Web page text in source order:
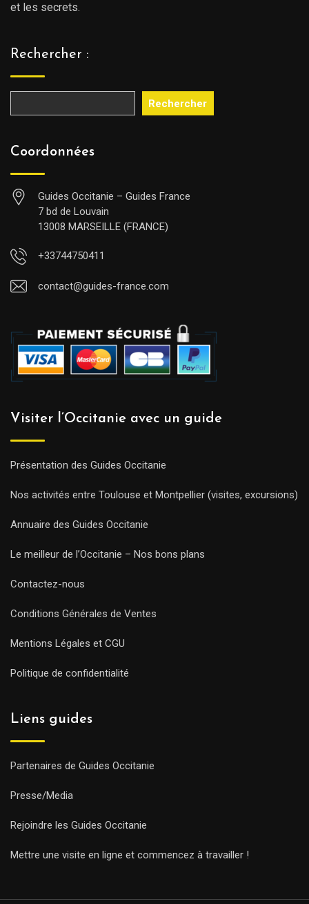
et les secrets.
Rechercher :
Rechercher
Coordonnées
Guides Occitanie – Guides France
7 bd de Louvain
13008 MARSEILLE (FRANCE)
+33744750411
contact@guides-france.com
Visiter l’Occitanie avec un guide
Présentation des Guides Occitanie
Nos activités entre Toulouse et Montpellier (visites, excursions)
Annuaire des Guides Occitanie
Le meilleur de l’Occitanie – Nos bons plans
Contactez-nous
Conditions Générales de Ventes
Mentions Légales et CGU
Politique de confidentialité
Liens guides
Partenaires de Guides Occitanie
Presse/Media
Rejoindre les Guides Occitanie
Mettre une visite en ligne et commencez à travailler !